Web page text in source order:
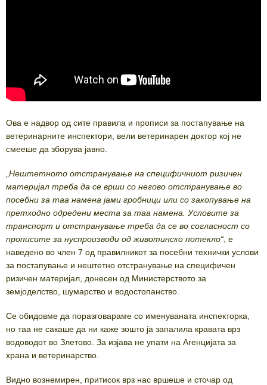
Ова е надвор од сите правила и прописи за постапување на
ветеринарните инспектори, вели ветеринарен доктор кој не
смееше да зборува јавно.
Нештетното отстранување на специфичниот ризичен
материјал треба да се врши со негово отстранување во
посебни за таа намена јами гробници или со закопување на
претходно одредени места за таа намена. Условите за
транспорт и отстранување треба да се во согласност со
прописите за нуспроизводи од животинско потекло“ , е
наведено во член 7 од правилникот за посебни технички услови
за постапување и нештетно отстранување на специфичен
ризичен материјал, донесен од Министерството за
земјоделство, шумарство и водостопанство.
Се обидовме да поразговараме со именуваната инспекторка,
но таа не сакаше да ни каже зошто ја запалила кравата врз
водоводот во Злетово. За изјава не упати на Агенцијата за
храна и ветеринарство.
Видно вознемирен, притисок врз нас вршеше и сточар од